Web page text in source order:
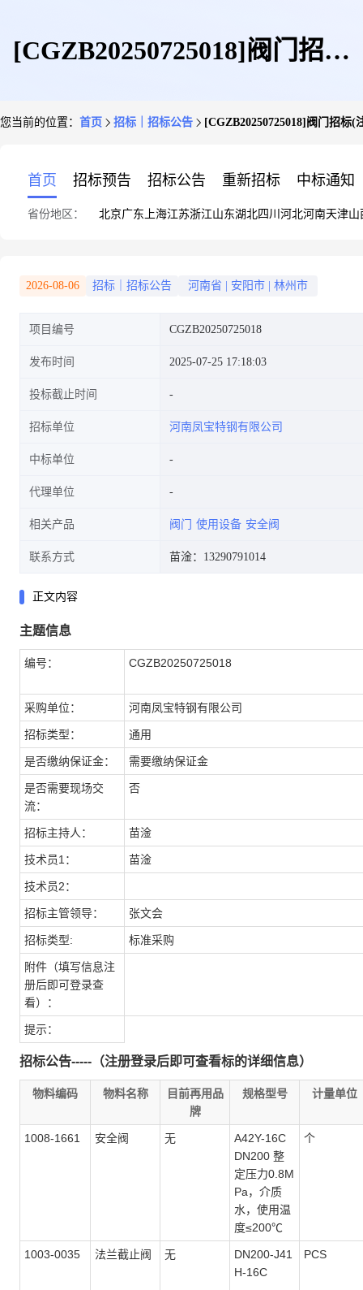
[CGZB20250725018]阀门招标
您当前的位置： 首页 招标｜招标公告 [CGZB20250725018]阀门招标
首页 招标预告 招标公告 重新招标 中标通知
省份地区： 北京广东 上海江苏浙江山东湖北四川 河北河南天津山
2026-08-06 招标｜招标公告 河南省 安阳市 林州市
项目编号 CGZB20250725018
发布时间 2025-07-25 17:18:03
投标截止时间
招标单位 河南凤宝特钢有限公司
中标单位
代理单位
相关产品 阀门 使用设备 安全阀
联系方式 苗淦：13290791014
正文内容
主题信息
编号： CGZB20250725018
采购单位： 河南凤宝特钢有限公司
招标类型： 通用
是否缴纳保证金： 需要缴纳保证金
是否需要现场交
流：
否
招标主持人： 苗淦
技术员1： 苗淦
技术员2：
招标主管领导： 张文会
招标类型: 标准采购
附件（填写信息注
册后即可登录查
看）：
提示：
招标公告-----（注册登录后即可查看标的详细信息）
物料编码 物料名称
目前再用品
牌
规格型号 计量单位
1008-1661 安全阀 无
A42Y-16C
DN200 整
定压力0.8M
Pa，介质
水，使用温
度≤200℃
个
1003-0035 法兰截止阀 无
DN200-J41
H-16C
PCS